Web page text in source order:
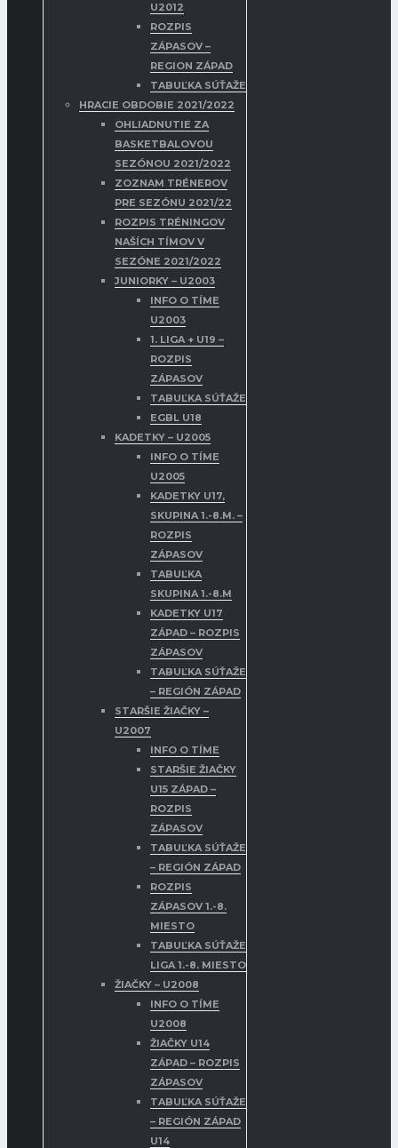
U2012
ROZPIS
ZÁPASOV –
REGION ZÁPAD
TABUĽKA SÚŤAŽE
HRACIE OBDOBIE 2021/2022
OHLIADNUTIE ZA
BASKETBALOVOU
SEZÓNOU 2021/2022
ZOZNAM TRÉNEROV
PRE SEZÓNU 2021/22
ROZPIS TRÉNINGOV
NAŠÍCH TÍMOV V
SEZÓNE 2021/2022
JUNIORKY – U2003
INFO O TÍME
U2003
1. LIGA + U19 –
ROZPIS
ZÁPASOV
TABUĽKA SÚŤAŽE
EGBL U18
KADETKY – U2005
INFO O TÍME
U2005
KADETKY U17,
SKUPINA 1.-8.M. –
ROZPIS
ZÁPASOV
TABUĽKA
SKUPINA 1.-8.M
KADETKY U17
ZÁPAD – ROZPIS
ZÁPASOV
TABUĽKA SÚŤAŽE
– REGIÓN ZÁPAD
STARŠIE ŽIAČKY –
U2007
INFO O TÍME
STARŠIE ŽIAČKY
U15 ZÁPAD –
ROZPIS
ZÁPASOV
TABUĽKA SÚŤAŽE
– REGIÓN ZÁPAD
ROZPIS
ZÁPASOV 1.-8.
MIESTO
TABUĽKA SÚŤAŽE
LIGA 1.-8. MIESTO
ŽIAČKY – U2008
INFO O TÍME
U2008
ŽIAČKY U14
ZÁPAD – ROZPIS
ZÁPASOV
TABUĽKA SÚŤAŽE
– REGIÓN ZÁPAD
U14